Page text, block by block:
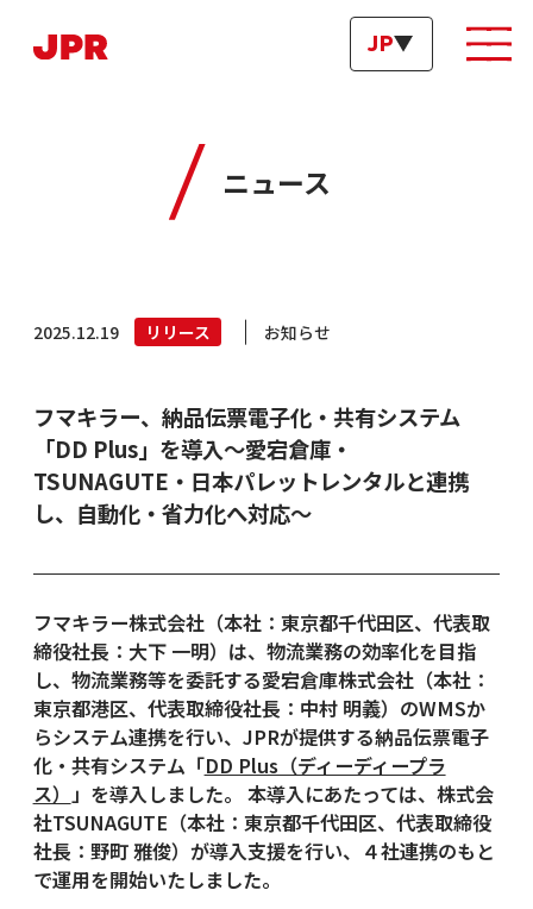
JP
サービス・ソリューション
製品
イベント
ニュース
採用
お問い合わせ
JPRオンラインショップ X-Web 利用者ログイン
© Japan Pallet Rental Corporation.
ニュース
2025.12.19 リリース お知らせ
フマキラー、納品伝票電子化・共有システム
「DD Plus」を導入～愛宕倉庫・
TSUNAGUTE・日本パレットレンタルと連携
し、自動化・省力化へ対応～
フマキラー株式会社（本社：東京都千代田区、代表取
締役社長：大下 一明）は、物流業務の効率化を目指
し、物流業務等を委託する愛宕倉庫株式会社（本社：
東京都港区、代表取締役社長：中村 明義）のWMSか
らシステム連携を行い、 JPRが提供する納品伝票電子
化・共有システム「DD Plus（ディーディープラ
ス）
」を導入しました。 本導入にあたっては、株式会
社TSUNAGUTE（本社：東京都千代田区、代表取締役
社長：野町 雅俊）が導入支援を行い、４社連携のもと
で運用を開始いたしました。